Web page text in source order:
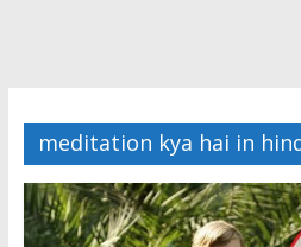
meditation kya hai in